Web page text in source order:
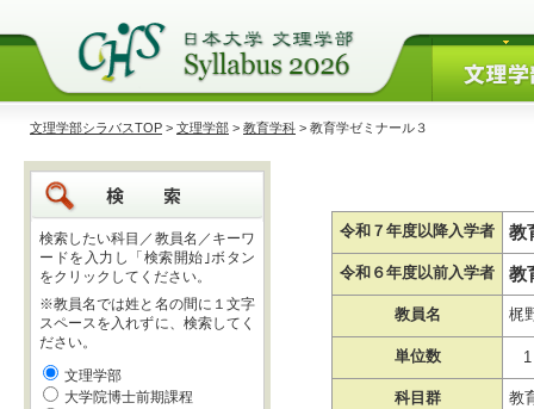
文理学部シラバスTOP > 文理学部 > 教育学科 > 教育学ゼミナール３
検索したい科目／教員名／キーワ
ードを入力し「検索開始｣ボタン
をクリックしてください。
※教員名では姓と名の間に１文字
スペースを入れずに、検索してく
ださい。
文理学部
大学院博士前期課程
令和７年度以降入学者 教
令和６年度以前入学者 教
教員名 梶
単位数 1
科目群 教